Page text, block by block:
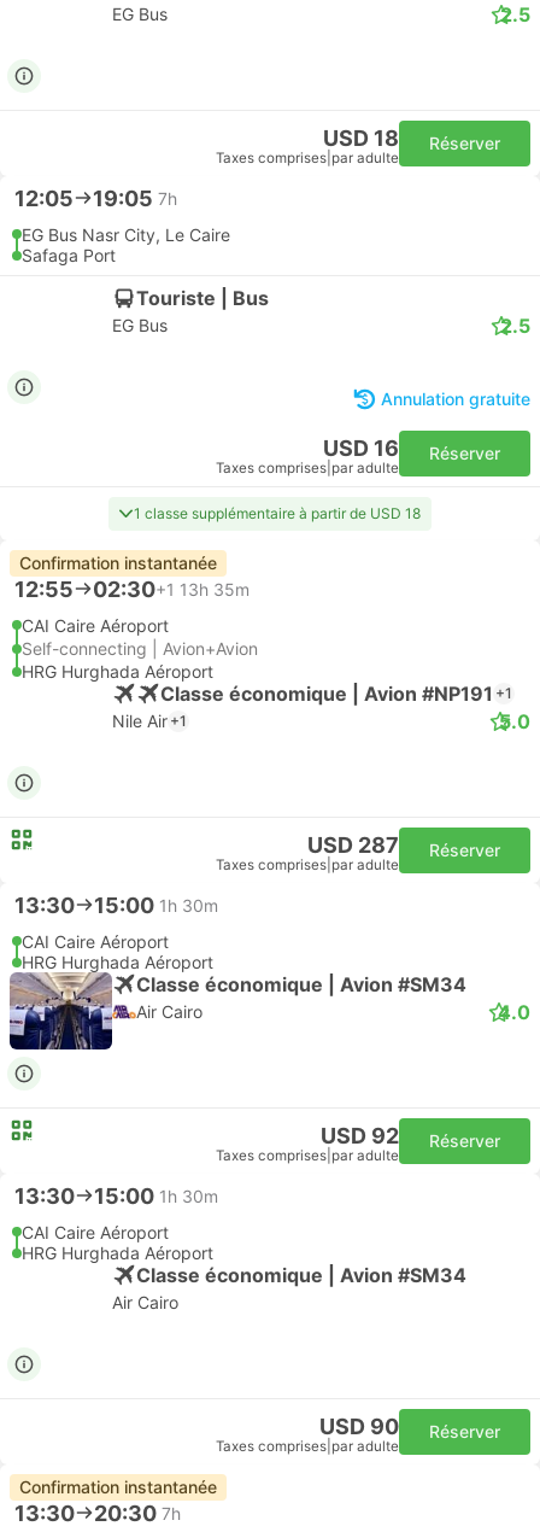
EG Bus 2.5
USD 18
Taxes comprises par adulte
Réserver
12:05 19:05 7h
EG Bus Nasr City, Le Caire
Safaga Port
Touriste | Bus
EG Bus 2.5
Annulation gratuite
USD 16
Taxes comprises par adulte
Réserver
1 classe supplémentaire à partir de USD 18
Confirmation instantanée
12:55 02:30+1 13h 35m
CAI Caire Aéroport
Self-connecting | Avion+Avion
HRG Hurghada Aéroport
Classe économique | Avion #NP191 +1
Nile Air 5.0
USD 287
Taxes comprises par adulte
Réserver
13:30 15:00 1h 30m
CAI Caire Aéroport
HRG Hurghada Aéroport
Classe économique | Avion #SM34
Air Cairo 4.0
USD 92
Taxes comprises par adulte
Réserver
13:30 15:00 1h 30m
CAI Caire Aéroport
HRG Hurghada Aéroport
Classe économique | Avion #SM34
Air Cairo
USD 90
Taxes comprises par adulte
Réserver
Confirmation instantanée
13:30 20:30 7h